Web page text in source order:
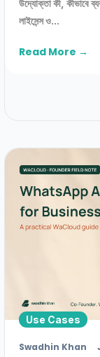
উদ্যোক্তা কী, কীভাবে
লাইসেন্স ও...
Read More →
Use Cases
Swadhin Khan